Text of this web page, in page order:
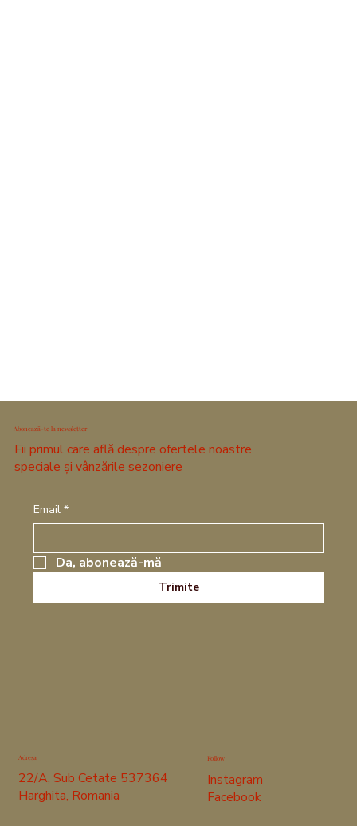
Abonează-te la newsletter
Fii primul care află despre ofertele noastre
speciale și vânzările sezoniere
Email *
Da, abonează-mă
Trimite
Adresa
22/A, Sub Cetate 537364
Harghita, Romania
Follow
Instagram
Facebook